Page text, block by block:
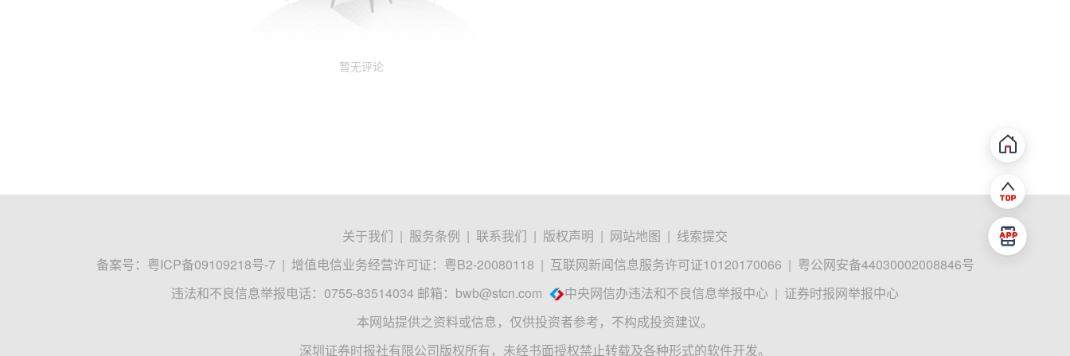
暂无评论
关于我们 | 服务条例 | 联系我们 | 版权声明 | 网站地图 | 线索提交
备案号： 粤ICP备09109218号-7 | 增值电信业务经营许可证：粤B2-20080118 | 互联网新闻信息服务许可证10120170066 | 粤公网安备44030002008846号
违法和不良信息举报电话：0755-83514034 邮箱： bwb@stcn.com 中央网信办违法和不良信息举报中心 | 证券时报网举报中心
本网站提供之资料或信息，仅供投资者参考，不构成投资建议。
深圳证券时报社有限公司版权所有，未经书面授权禁止转载及各种形式的软件开发。